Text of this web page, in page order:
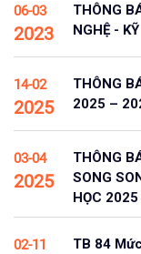
06-03
2023
THÔNG
NGHỆ -
14-02
2025
THÔNG
2025 –
03-04
2025
THÔNG
SONG
HỌC
02-11
TB 84